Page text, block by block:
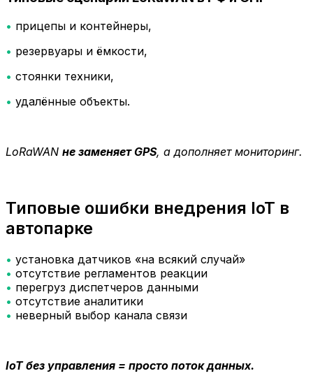
• прицепы и контейнеры,
• резервуары и ёмкости,
• стоянки техники,
• удалённые объекты.
LoRaWAN не заменяет GPS, а дополняет мониторинг.
Типовые ошибки внедрения IoT в
автопарке
• установка датчиков «на всякий случай»
• отсутствие регламентов реакции
• перегруз диспетчеров данными
• отсутствие аналитики
• неверный выбор канала связи
IoT без управления = просто поток данных.